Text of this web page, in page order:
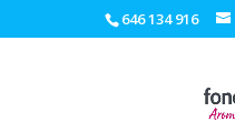
646 134 916